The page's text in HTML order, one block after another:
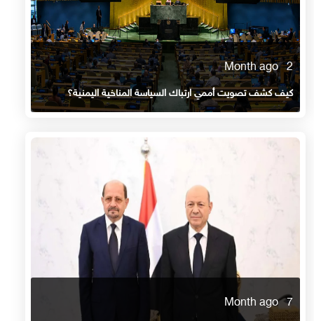
2 Month ago
كيف كشف تصويت أممي ارتباك السياسة المناخية اليمنية؟
7 Month ago